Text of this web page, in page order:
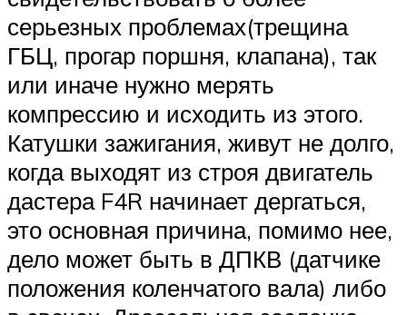
серьезных проблемах(трещина
ГБЦ, прогар поршня, клапана), так
или иначе нужно мерять
компрессию и исходить из этого.
Катушки зажигания, живут не долго,
когда выходят из строя двигатель
дастера F4R начинает дергаться,
это основная причина, помимо нее,
дело может быть в ДПКВ (датчике
положения коленчатого вала) либо